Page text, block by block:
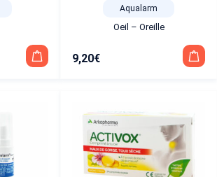
Aqualarm
Oeil – Oreille
9,20€